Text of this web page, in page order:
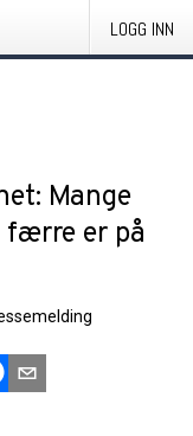
LOGG INN
Mange
færre er på